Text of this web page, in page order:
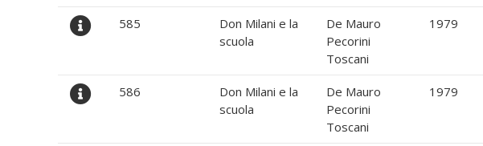
585
Don Milani e la
scuola
De Mauro
Pecorini
Toscani
1979
586
Don Milani e la
scuola
De Mauro
Pecorini
Toscani
1979